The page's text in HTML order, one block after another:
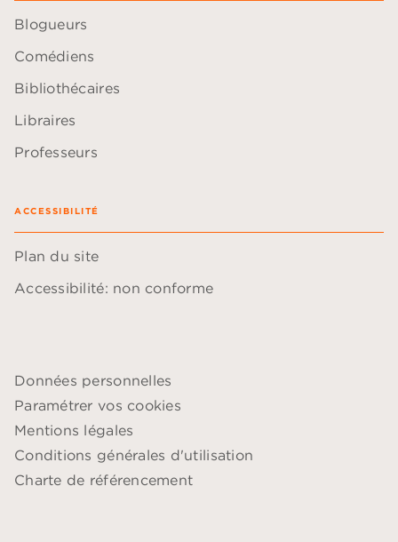
Blogueurs
Comédiens
Bibliothécaires
Libraires
Professeurs
ACCESSIBILITÉ
Plan du site
Accessibilité: non conforme
Données personnelles
Paramétrer vos cookies
Mentions légales
Conditions générales d'utilisation
Charte de référencement